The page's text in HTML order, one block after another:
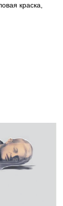
краска,